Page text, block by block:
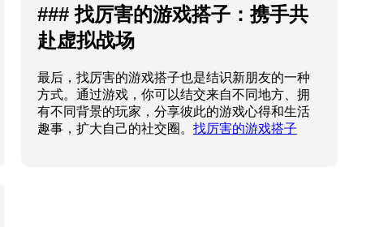
### 找厉害的游戏搭子：携手共
赴虚拟战场
最后，找厉害的游戏搭子也是结识新朋友的一种
方式。通过游戏，你可以结交来自不同地方、拥
有不同背景的玩家，分享彼此的游戏心得和生活
趣事，扩大自己的社交圈。 找厉害的游戏搭子